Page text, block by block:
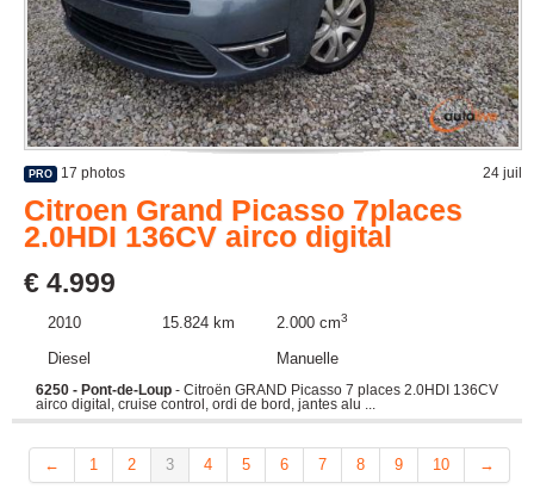
PRO 17 photos 24 juil
Citroen Grand Picasso 7places
2.0HDI 136CV airco digital
€ 4.999
2010 15.824 km 2.000 cm3
Diesel Manuelle
6250 - Pont-de-Loup - Citroën GRAND Picasso 7 places 2.0HDI 136CV
airco digital, cruise control, ordi de bord, jantes alu ...
← 1 2 3 4 5 6 7 8 9 10 →